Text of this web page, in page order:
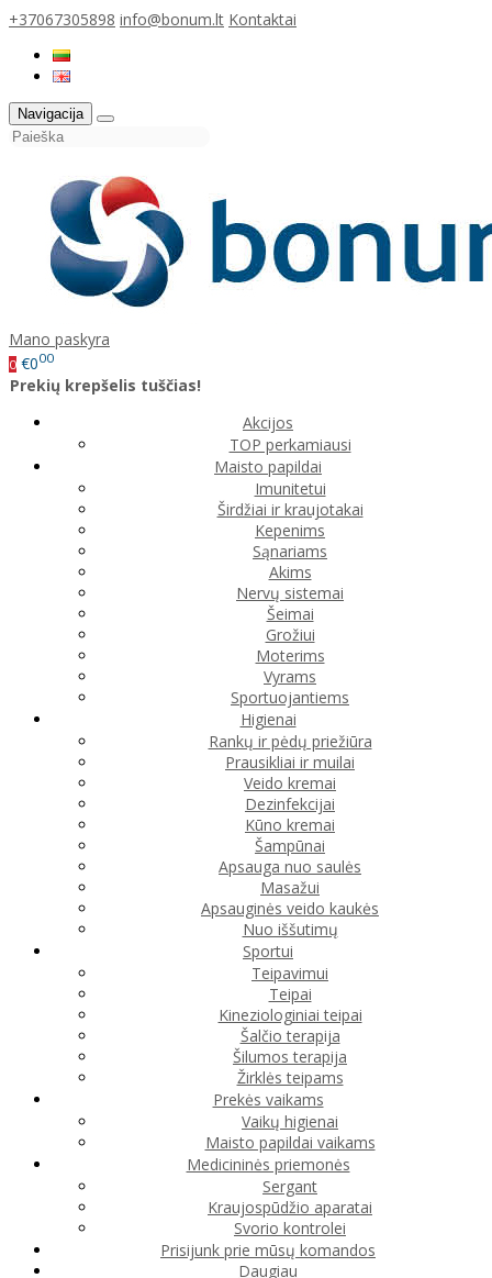
+37067305898 info@bonum.lt Kontaktai
Navigacija
Mano paskyra
0 €000
Prekių krepšelis tuščias!
Akcijos
TOP perkamiausi
Maisto papildai
Imunitetui
Širdžiai ir kraujotakai
Kepenims
Sąnariams
Akims
Nervų sistemai
Šeimai
Grožiui
Moterims
Vyrams
Sportuojantiems
Higienai
Rankų ir pėdų priežiūra
Prausikliai ir muilai
Veido kremai
Dezinfekcijai
Kūno kremai
Šampūnai
Apsauga nuo saulės
Masažui
Apsauginės veido kaukės
Nuo iššutimų
Sportui
Teipavimui
Teipai
Kineziologiniai teipai
Šalčio terapija
Šilumos terapija
Žirklės teipams
Prekės vaikams
Vaikų higienai
Maisto papildai vaikams
Medicininės priemonės
Sergant
Kraujospūdžio aparatai
Svorio kontrolei
Prisijunk prie mūsų komandos
Daugiau